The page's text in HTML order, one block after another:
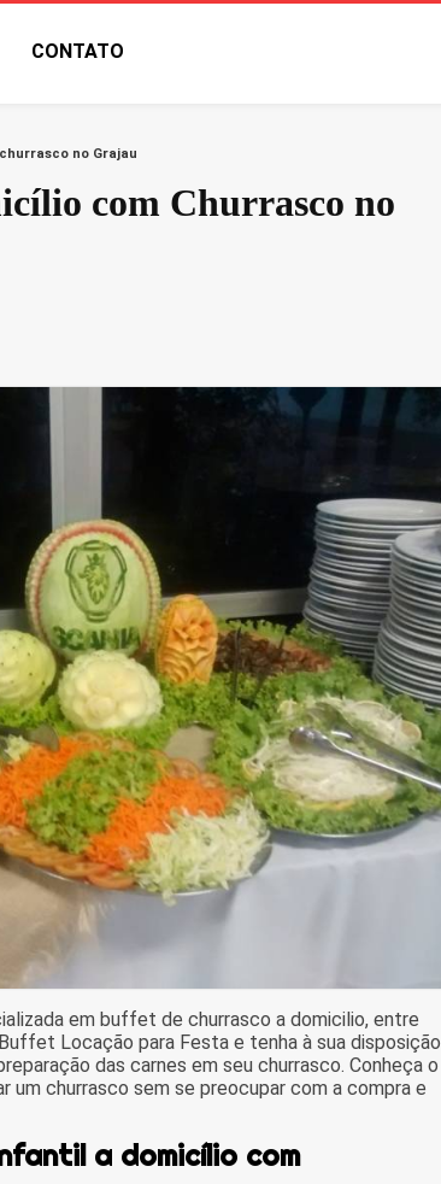
CONTATO
no Grajau
com Churrasco no
em buffet de churrasco a domicilio, entre
Locação para Festa e tenha à sua disposição
das carnes em seu churrasco. Conheça o
um churrasco sem se preocupar com a compra e
a domicílio com